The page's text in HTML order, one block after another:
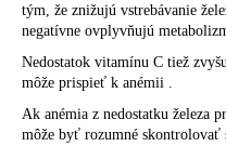
tým, že znižujú vstrebávanie
negatívne ovplyvňujú
Nedostatok vitamínu C tiež
môže prispieť k anémii .
Ak anémia z nedostatku železa
môže byť rozumné